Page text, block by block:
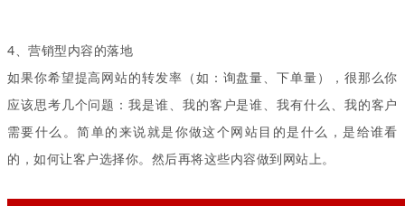
4、营销型内容的落地
如果你希望提高网站的转发率（如：询盘量、下单量），很那么你
应该思考几个问题：我是谁、我的客户是谁、我有什么、我的客户
需要什么。简单的来说就是你做这个网站目的是什么，是给谁看
的，如何让客户选择你。然后再将这些内容做到网站上。